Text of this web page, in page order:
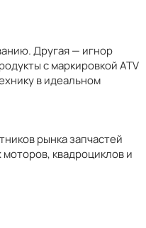
Другая — игнор
с маркировкой ATV
в идеальном
рынка запчастей
квадроциклов и